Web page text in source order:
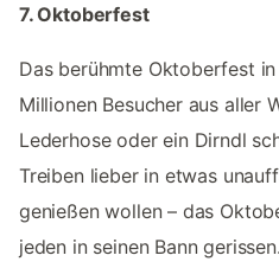
7. Oktoberfest
Das berühmte Oktoberfest
Millionen Besucher aus aller
Lederhose oder ein Dirndl
Treiben lieber in etwas
genießen wollen – das
jeden in seinen Bann